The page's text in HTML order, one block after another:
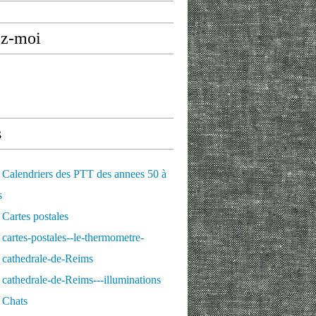
moi
des PTT des annees 50 à
postales
postales--le-thermometre-
de-Reims
de-Reims---illuminations